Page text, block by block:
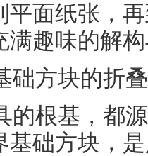
平面纸张，
满趣味的解
础方块的折
的根基，都
基础方块，